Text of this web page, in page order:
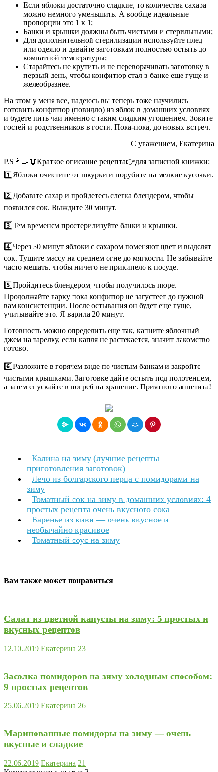
Если яблоки достаточно сладкие, то количества сахара
можно немного уменьшить. А вообще идеальные
пропорции это 1 к 1;
Банки и крышки должны быть чистыми и стерильными;
Для дополнительной стерилизации используйте плед
или одеяло и давайте заготовкам полностью остыть до
комнатной температуры;
Старайтесь не крутить и не переворачивать заготовку в
первый день, чтобы конфитюр стал в банке еще гуще и
желеобразнее.
На этом у меня все, надеюсь вы теперь тоже научились
готовить конфитюр (повидло) из яблок в домашних условиях
и будете пить чай именно с таким сладким угощением. Зовите
гостей и родственников в гости. Пока-пока, до новых встреч.
С уважением, Екатерина
P.S👩‍🍳📖Краткое описание рецепта👉для записной книжки:
1️⃣Яблоки очистите от шкурки и порубите на мелкие кусочки.
2️⃣Добавьте сахар и пройдетесь слегка блендером, чтобы
появился сок. Выждите 30 минут.
3️⃣Тем временем простерилизуйте банки и крышки.
4️⃣Через 30 минут яблоки с сахаром поменяют цвет и выделят
сок. Тушите массу на среднем огне до мягкости. Не забывайте
часто мешать, чтобы ничего не прикипело к посуде.
5️⃣Пройдитесь блендером, чтобы получилось пюре.
Продолжайте варку пока конфитюр не загустеет до нужной
вам консистенции. После остывания он будет еще гуще,
учитывайте это. Я варила 20 минут.
Готовность можно определить еще так, капните яблочный
джем на тарелку, если капля не растекается, значит лакомство
готово.
6️⃣Разложите в горячем виде по чистым банкам и закройте
чистыми крышками. Заготовке дайте остыть под полотенцем,
а затем спускайте в погреб на хранение. Приятного аппетита!
Калина на зиму (лучшие рецепты
приготовления заготовок)
Лечо из болгарского перца с помидорами на
зиму
Томатный сок на зиму в домашних условиях: 4
простых рецепта очень вкусного сока
Варенье из киви — очень вкусное и
необычайно красивое
Томатный соус на зиму
Вам также может понравиться
Салат из цветной капусты на зиму: 5 простых и
вкусных рецептов
12.10.2019 Екатерина 23
Засолка помидоров на зиму холодным способом:
9 простых рецептов
25.06.2019 Екатерина 26
Маринованные помидоры на зиму — очень
вкусные и сладкие
22.06.2019 Екатерина 21